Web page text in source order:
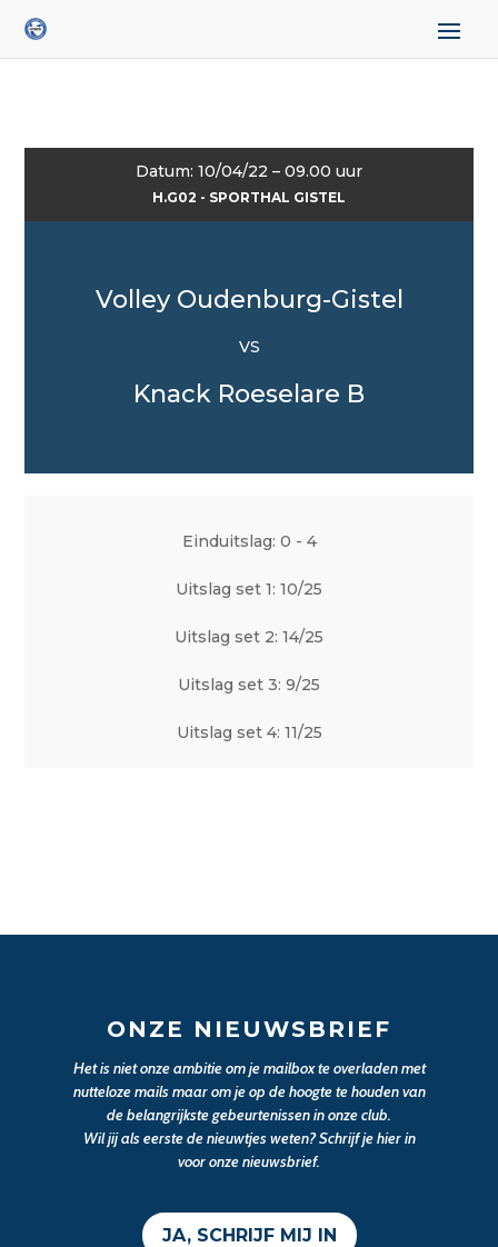
Datum: 10/04/22 – 09.00 uur
H.G02 - SPORTHAL GISTEL
Volley Oudenburg-Gistel
VS
Knack Roeselare B
Einduitslag: 0 - 4
Uitslag set 1: 10/25
Uitslag set 2: 14/25
Uitslag set 3: 9/25
Uitslag set 4: 11/25
ONZE NIEUWSBRIEF
Het is niet onze ambitie om je mailbox te overladen met
nutteloze mails maar om je op de hoogte te houden van
de belangrijkste gebeurtenissen in onze club.
Wil jij als eerste de nieuwtjes weten? Schrijf je hier in
voor onze nieuwsbrief.
JA, SCHRIJF MIJ IN